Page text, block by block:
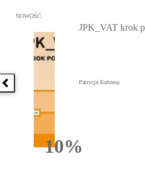
Poprzednia książka
Przejdź do: JPK_VAT krok po
NOWOŚĆ
10%Rabatu
JPK_VAT krok
Patrycja Kubiesa